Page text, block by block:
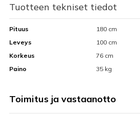
Tuotteen tekniset tiedot
Pituus
180 cm
Leveys
100 cm
Korkeus
76 cm
Paino
35 kg
Toimitus ja vastaanotto